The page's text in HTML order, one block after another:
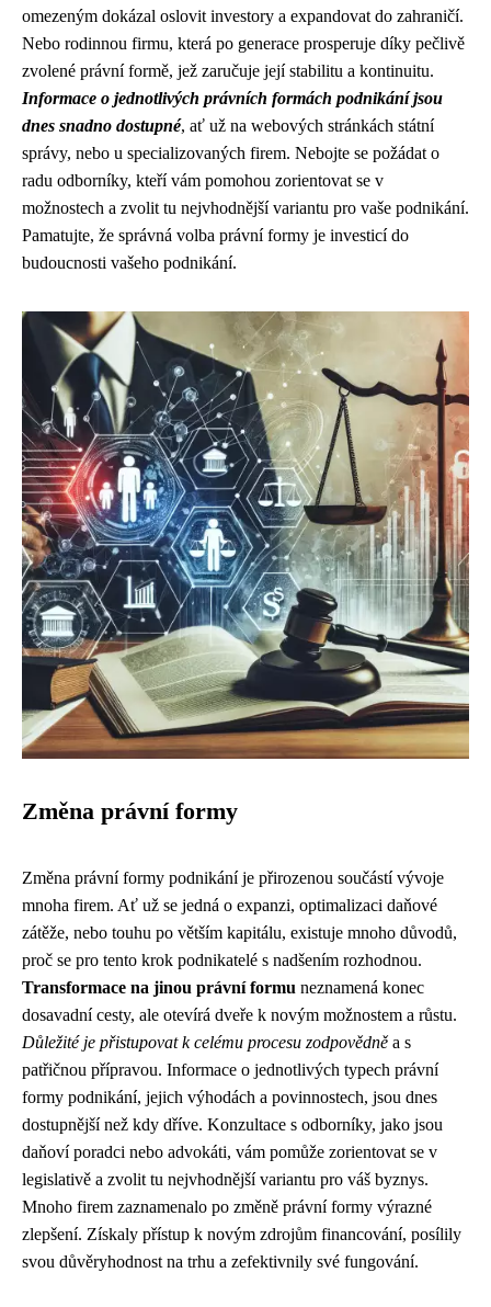
omezeným dokázal oslovit investory a expandovat do zahraničí.
Nebo rodinnou firmu, která po generace prosperuje díky pečlivě
zvolené právní formě, jež zaručuje její stabilitu a kontinuitu.
Informace o jednotlivých právních formách podnikání jsou
dnes snadno dostupné, ať už na webových stránkách státní
správy, nebo u specializovaných firem. Nebojte se požádat o
radu odborníky, kteří vám pomohou zorientovat se v
možnostech a zvolit tu nejvhodnější variantu pro vaše podnikání.
Pamatujte, že správná volba právní formy je investicí do
budoucnosti vašeho podnikání.
Změna právní formy
Změna právní formy podnikání je přirozenou součástí vývoje
mnoha firem. Ať už se jedná o expanzi, optimalizaci daňové
zátěže, nebo touhu po větším kapitálu, existuje mnoho důvodů,
proč se pro tento krok podnikatelé s nadšením rozhodnou.
Transformace na jinou právní formu neznamená konec
dosavadní cesty, ale otevírá dveře k novým možnostem a růstu.
Důležité je přistupovat k celému procesu zodpovědně a s
patřičnou přípravou. Informace o jednotlivých typech právní
formy podnikání, jejich výhodách a povinnostech, jsou dnes
dostupnější než kdy dříve. Konzultace s odborníky, jako jsou
daňoví poradci nebo advokáti, vám pomůže zorientovat se v
legislativě a zvolit tu nejvhodnější variantu pro váš byznys.
Mnoho firem zaznamenalo po změně právní formy výrazné
zlepšení. Získaly přístup k novým zdrojům financování, posílily
svou důvěryhodnost na trhu a zefektivnily své fungování.